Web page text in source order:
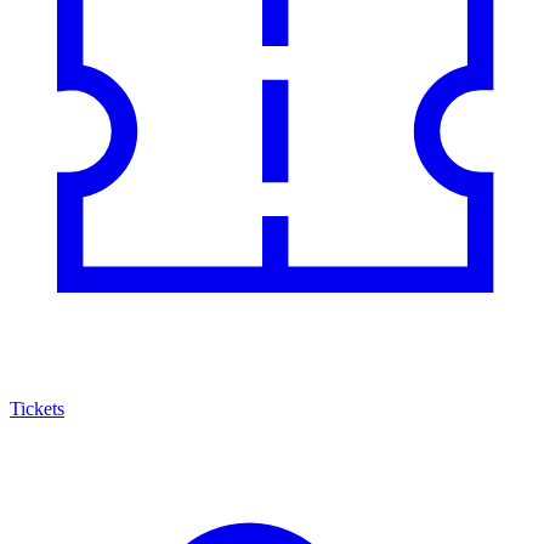
Tickets